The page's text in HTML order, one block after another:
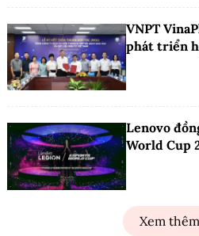
VNPT
phát triển
Lenovo
World Cup
Xem thêm